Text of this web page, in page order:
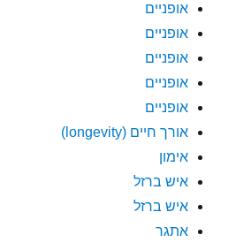
אופניים
אופניים
אופניים
אופניים
אופניים
אורך חיים (longevity)
אימון
איש ברזל
איש ברזל
אתגר